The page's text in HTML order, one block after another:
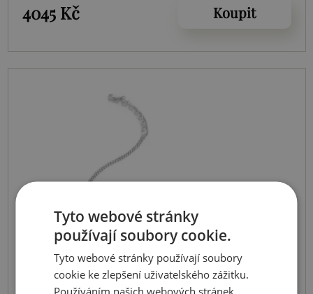
4045 Kč
Koupit
Tyto webové stránky
používají soubory cookie.
Tyto webové stránky používají soubory
cookie ke zlepšení uživatelského zážitku.
Používáním našich webových stránek